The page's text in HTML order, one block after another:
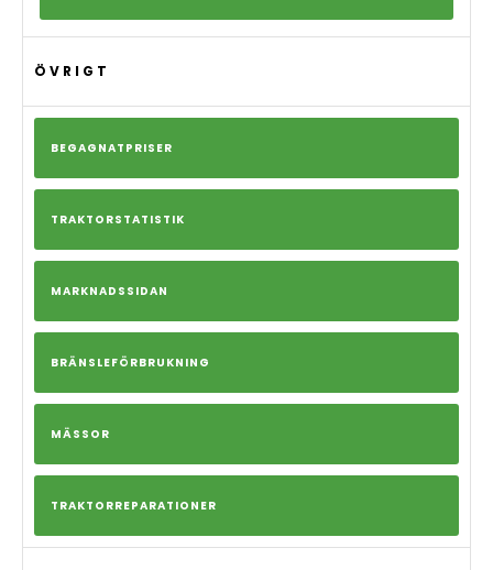
ÖVRIGT
BEGAGNATPRISER
TRAKTORSTATISTIK
MARKNADSSIDAN
BRÄNSLEFÖRBRUKNING
MÄSSOR
TRAKTORREPARATIONER